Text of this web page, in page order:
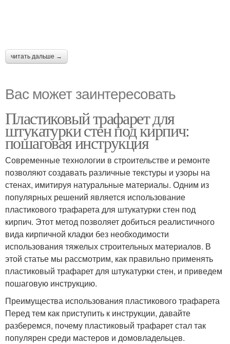
читать дальше →
Вас может заинтересовать
Пластиковый трафарет для
штукатурки стен под кирпич:
пошаговая инструкция
Современные технологии в строительстве и ремонте
позволяют создавать различные текстуры и узоры на
стенах, имитируя натуральные материалы. Одним из
популярных решений является использование
пластикового трафарета для штукатурки стен под
кирпич. Этот метод позволяет добиться реалистичного
вида кирпичной кладки без необходимости
использования тяжелых строительных материалов. В
этой статье мы рассмотрим, как правильно применять
пластиковый трафарет для штукатурки стен, и приведем
пошаговую инструкцию.
Преимущества использования пластикового трафарета
Перед тем как приступить к инструкции, давайте
разберемся, почему пластиковый трафарет стал так
популярен среди мастеров и домовладельцев.